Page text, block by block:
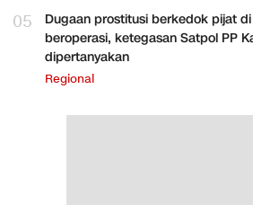
05
Dugaan prostitusi berkedok pijat
beroperasi, ketegasan Satpol PP
dipertanyakan
Regional